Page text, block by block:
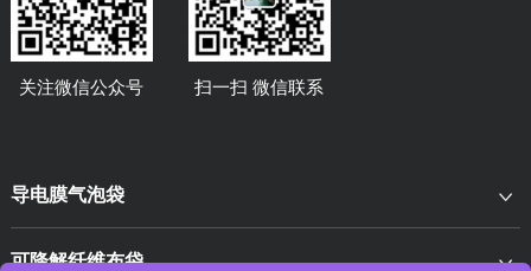
关注微信公众号 扫一扫 微信联系
导电膜气泡袋
可降解纤维布袋